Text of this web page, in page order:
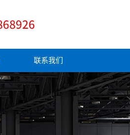
联系我们